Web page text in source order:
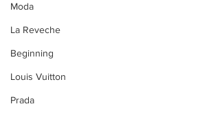
Moda
La Reveche
Beginning
Louis Vuitton
Prada